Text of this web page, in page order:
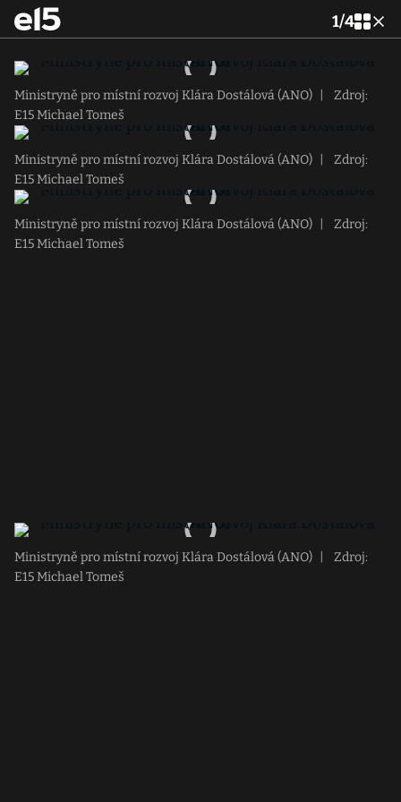
1/4
Ministryně pro místní rozvoj Klára Dostálová (ANO)
Zdroj:
E15 Michael Tomeš
Ministryně pro místní rozvoj Klára Dostálová (ANO)
Zdroj:
E15 Michael Tomeš
Ministryně pro místní rozvoj Klára Dostálová (ANO)
Zdroj:
E15 Michael Tomeš
Ministryně pro místní rozvoj Klára Dostálová (ANO)
Zdroj:
E15 Michael Tomeš